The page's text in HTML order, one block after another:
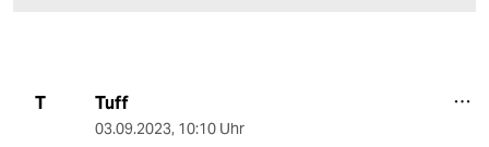
T Tuff
03.09.2023, 10:10 Uhr